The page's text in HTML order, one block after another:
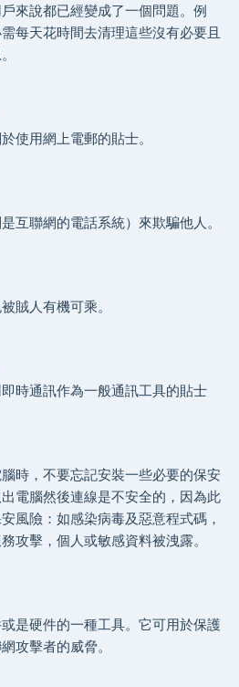
來說都已經變成了一個問題。例
每天花時間去清理這些沒有必要且
使用網上電郵的貼士。
互聯網的電話系統）來欺騙他人。
賊人有機可乘。
時通訊作為一般通訊工具的貼士
時，不要忘記安裝一些必要的保安
電腦然後連線是不安全的，因為此
風險：如感染病毒及惡意程式碼，
攻擊，個人或敏感資料被洩露。
是硬件的一種工具。它可用於保護
攻擊者的威脅。